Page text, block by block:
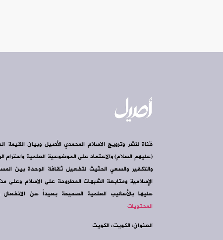
قناة لنشر وترويج الاسلام المحمدي الأصيل وبيان القيمة
(عليهم السلام) والاعتماد على الموضوعية العلمية واحترام
والتكفير والسعي الحثيث لتفعيل ثقافة الوحدة بين
الإسلامية ومتابعة الشبهات المطروحة على الاسلام وعلى
عليها بالأساليب العلمية الصحيحة بعيداً عن الانفعال
المحتويات
العنوان: الكويت، الكويت